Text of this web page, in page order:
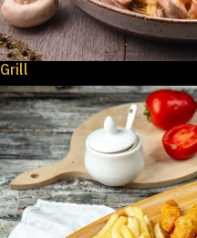
Grill